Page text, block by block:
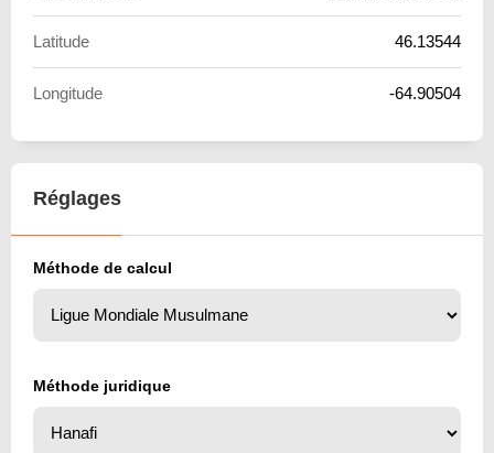
Latitude 46.13544
Longitude -64.90504
Réglages
Méthode de calcul
Méthode juridique